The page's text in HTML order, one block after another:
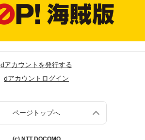
dアカウントを発行する
dアカウントログイン
ページトップへ